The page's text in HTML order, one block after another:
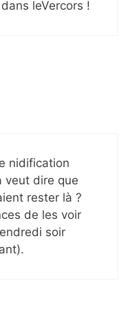
leVercors !
nidification
veut dire que
rester là ?
de les voir
soir